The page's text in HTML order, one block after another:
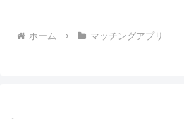
ホーム マッチングアプリ